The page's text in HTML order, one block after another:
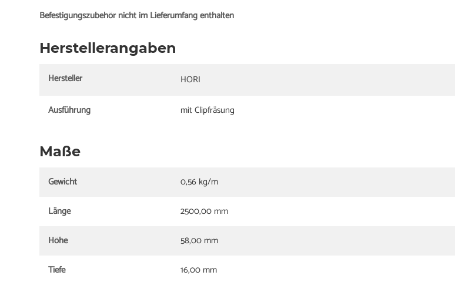
Befestigungszubehör nicht im Lieferumfang enthalten
Herstellerangaben
Hersteller HORI
Ausführung mit Clipfräsung
Maße
Gewicht
0,56 kg/m
Länge
2500,00 mm
Höhe
58,00 mm
Tiefe
16,00 mm